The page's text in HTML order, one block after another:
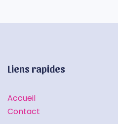
Liens rapides
Accueil
Contact